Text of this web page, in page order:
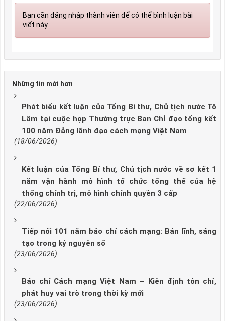
Bạn cần đăng nhập thành viên để có thể bình luận bài
viết này
Những tin mới hơn
Phát biểu kết luận của Tổng Bí thư, Chủ tịch nước Tô
Lâm tại cuộc họp Thường trực Ban Chỉ đạo tổng kết
100 năm Đảng lãnh đạo cách mạng Việt Nam
(18/06/2026)
Kết luận của Tổng Bí thư, Chủ tịch nước về sơ kết 1
năm vận hành mô hình tổ chức tổng thể của hệ
thống chính trị, mô hình chính quyền 3 cấp
(22/06/2026)
Tiếp nối 101 năm báo chí cách mạng: Bản lĩnh, sáng
tạo trong kỷ nguyên số
(23/06/2026)
Báo chí Cách mạng Việt Nam – Kiên định tôn chỉ,
phát huy vai trò trong thời kỳ mới
(23/06/2026)